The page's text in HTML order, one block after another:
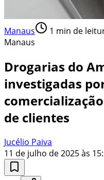
Manaus 1 min de
Manaus
Drogarias do
investigadas
de clientes
Jucélio Paiva
11 de julho de 2025 às